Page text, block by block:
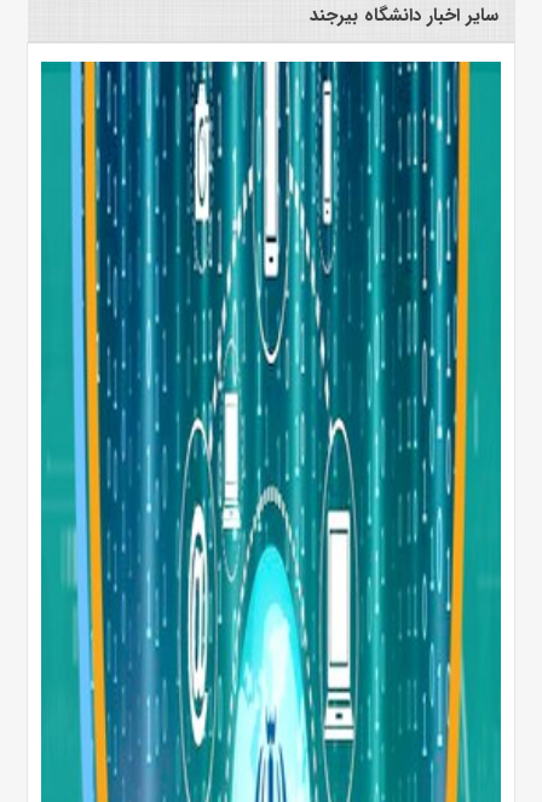
سایر اخبار دانشگاه بیرجند